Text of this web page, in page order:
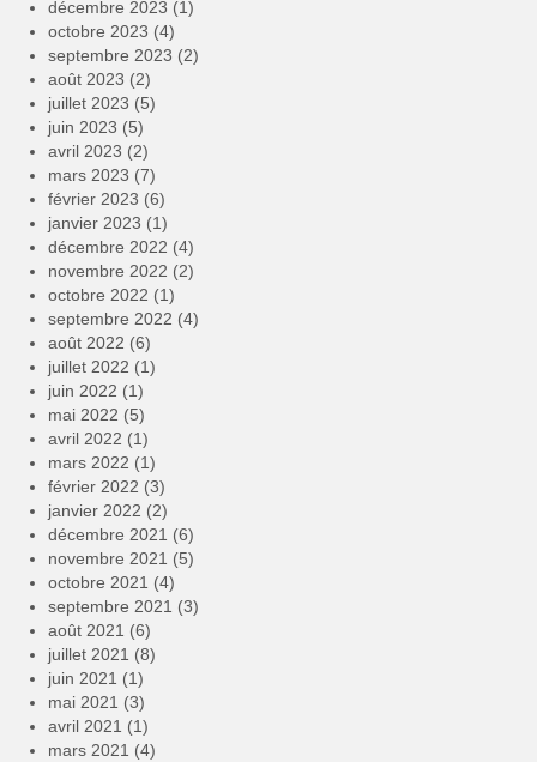
décembre 2023 (1)
octobre 2023 (4)
septembre 2023 (2)
août 2023 (2)
juillet 2023 (5)
juin 2023 (5)
avril 2023 (2)
mars 2023 (7)
février 2023 (6)
janvier 2023 (1)
décembre 2022 (4)
novembre 2022 (2)
octobre 2022 (1)
septembre 2022 (4)
août 2022 (6)
juillet 2022 (1)
juin 2022 (1)
mai 2022 (5)
avril 2022 (1)
mars 2022 (1)
février 2022 (3)
janvier 2022 (2)
décembre 2021 (6)
novembre 2021 (5)
octobre 2021 (4)
septembre 2021 (3)
août 2021 (6)
juillet 2021 (8)
juin 2021 (1)
mai 2021 (3)
avril 2021 (1)
mars 2021 (4)